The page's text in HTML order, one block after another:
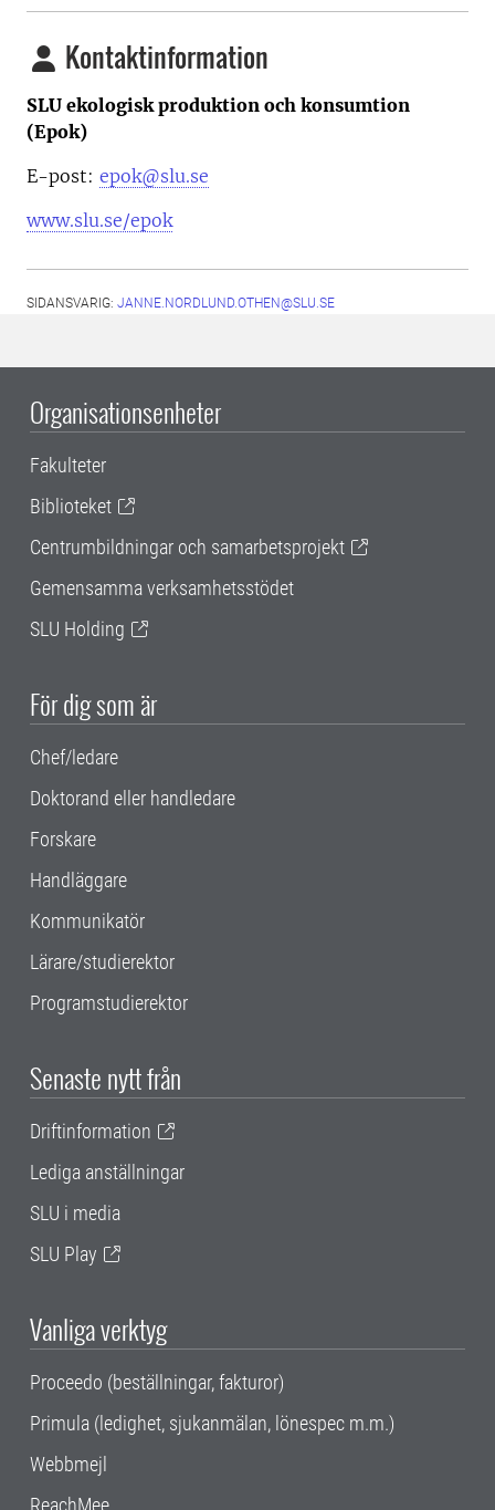
Kontaktinformation
SLU ekologisk produktion och konsumtion
(Epok)
E-post: epok@slu.se
www.slu.se/epok
SIDANSVARIG: JANNE.NORDLUND.OTHEN@SLU.SE
Organisationsenheter
Fakulteter
Biblioteket
Centrumbildningar och samarbetsprojekt
Gemensamma verksamhetsstödet
SLU Holding
För dig som är
Chef/ledare
Doktorand eller handledare
Forskare
Handläggare
Kommunikatör
Lärare/studierektor
Programstudierektor
Senaste nytt från
Driftinformation
Lediga anställningar
SLU i media
SLU Play
Vanliga verktyg
Proceedo (beställningar, fakturor)
Primula (ledighet, sjukanmälan, lönespec m.m.)
Webbmejl
ReachMee